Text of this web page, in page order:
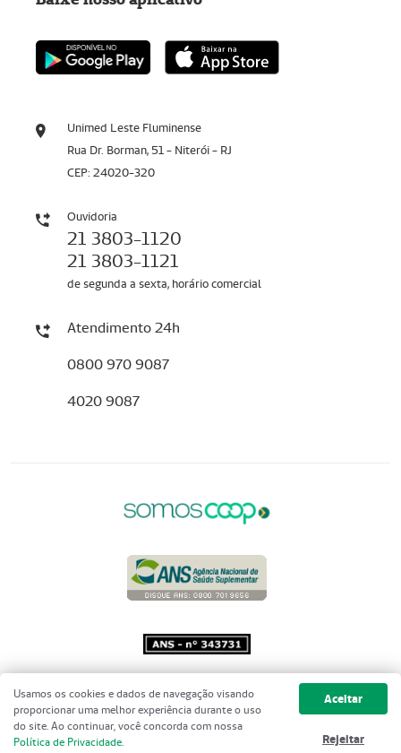
Unimed Leste Fluminense
Rua Dr. Borman, 51 - Niterói - RJ
CEP: 24020-320
Ouvidoria
21 3803-1120
21 3803-1121
de segunda a sexta, horário comercial
Atendimento 24h
0800 970 9087
4020 9087
Copyright 2001 - 2026 Unimed do
Brasil - Todos os direitos reservados
Usamos os cookies e dados de navegação visando
proporcionar uma melhor experiência durante o uso
do site. Ao continuar, você concorda com nossa
Política de Privacidade.
Aceitar
Rejeitar